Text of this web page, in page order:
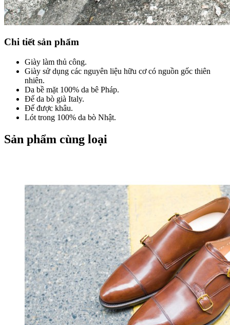
Chi tiết sản phẩm
Giày làm thủ công.
Giày sử dụng các nguyên liệu hữu cơ có nguồn gốc thiên
nhiên.
Da bề mặt 100% da bê Pháp.
Đế da bò già Italy.
Đế được khâu.
Lót trong 100% da bò Nhật.
Sản phẩm cùng loại